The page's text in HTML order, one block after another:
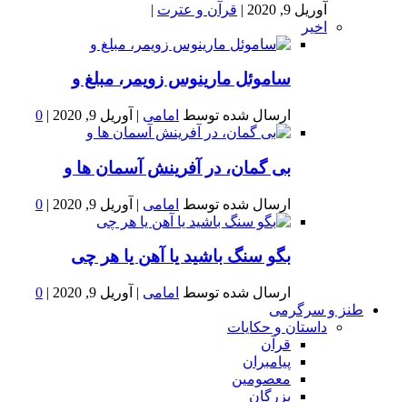
آوریل 9, 2020 | قرآن و عترت |
اخیر
ساموئل مارینوس زویمر، مبلغ و
ارسال شده توسط امامی | آوریل 9, 2020 |
0
بى گمان، در آفرينش آسمان ها و
ارسال شده توسط امامی | آوریل 9, 2020 |
0
بگو سنگ باشید یا آهن یا هر چی
ارسال شده توسط امامی | آوریل 9, 2020 |
0
طنز و سرگرمی
داستان و حکایات
قرآن
پیامبران
معصومین
بزرگان